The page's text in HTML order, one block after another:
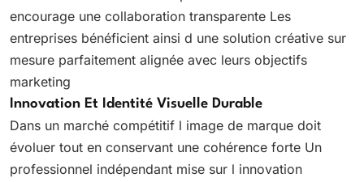
encourage une collaboration transparente Les
entreprises bénéficient ainsi d une solution créative sur
mesure parfaitement alignée avec leurs objectifs
marketing
Innovation Et Identité Visuelle Durable
Dans un marché compétitif l image de marque doit
évoluer tout en conservant une cohérence forte Un
professionnel indépendant mise sur l innovation